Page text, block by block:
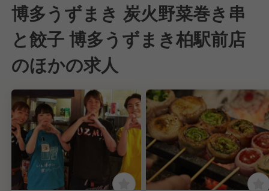
博多うずまき 炭火野菜巻き串
と餃子 博多うずまき柏駅前店
のほかの求人